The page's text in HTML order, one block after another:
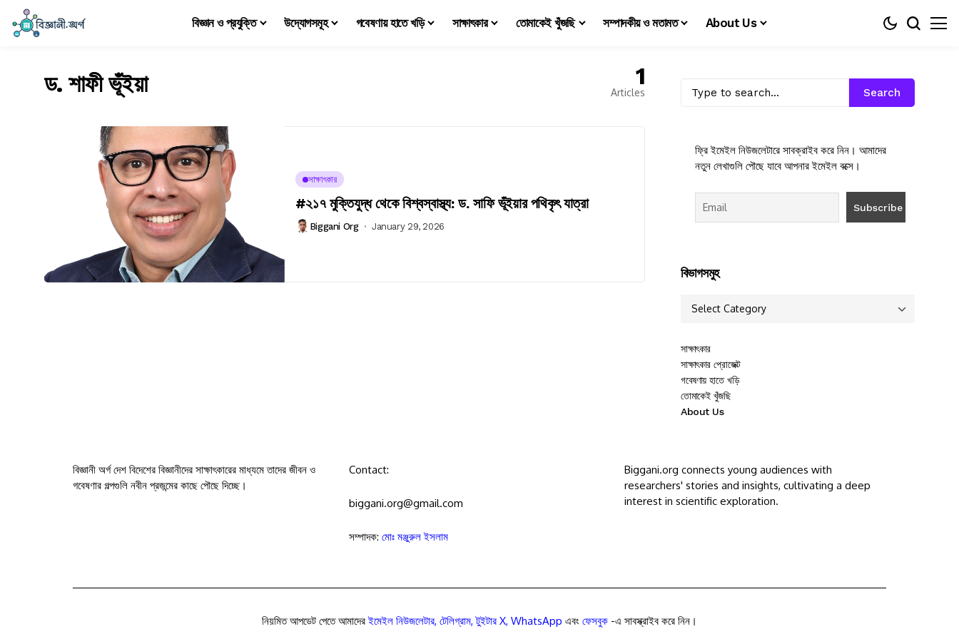
বিজ্ঞান ও প্রযুক্তি উদ্যোগসমূহ গবেষণায় হাতে খড়ি সাক্ষাৎকার তোমাকেই খুঁজছি সম্পাদকীয় ও মতামত About Us
ড. শাফী ভূঁইয়া 1
Articles
সাক্ষাৎকার
#২১৭ মুক্তিযুদ্ধ থেকে বিশ্বস্বাস্থ্য: ড. সাফি ভূঁইয়ার পথিকৃৎ যাত্রা
Biggani Org January 29, 2026
Search
ফ্রি ইমেইল নিউজলেটারে সাবক্রাইব করে নিন। আমাদের
নতুন লেখাগুলি পৌছে যাবে আপনার ইমেইল বক্সে।
বিভাগসমুহ
সাক্ষাৎকার
সাক্ষাৎকার প্রোজেক্ট
গবেষণায় হাতে খড়ি
তোমাকেই খুঁজছি
About Us
বিজ্ঞানী অর্গ দেশ বিদেশের বিজ্ঞানীদের সাক্ষাৎকারের মাধ্যমে তাদের জীবন ও
গবেষণার গল্পগুলি নবীন প্রজন্মের কাছে পৌছে দিচ্ছে।
Contact:
biggani.org@gmail.com
সম্পাদক: মোঃ মঞ্জুরুল ইসলাম
Biggani.org connects young audiences with
researchers' stories and insights, cultivating a deep
interest in scientific exploration.
নিয়মিত আপডেট পেতে আমাদেরইমেইল নিউজলেটার, টেলিগ্রাম,টুইটার X, WhatsApp এবং ফেসবুক -এ সাবস্ক্রাইব করে নিন।